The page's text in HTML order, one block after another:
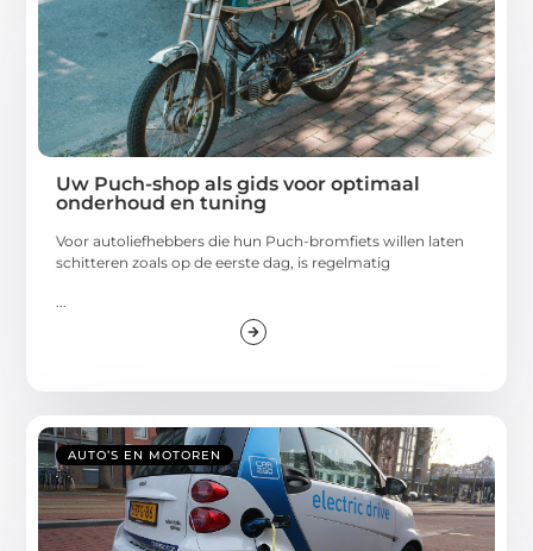
Uw Puch-shop als gids voor optimaal
onderhoud en tuning
Voor autoliefhebbers die hun Puch-bromfiets willen laten
schitteren zoals op de eerste dag, is regelmatig
AUTO’S EN MOTOREN